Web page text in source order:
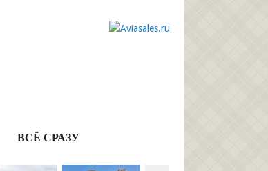
ВСЁ СРАЗУ